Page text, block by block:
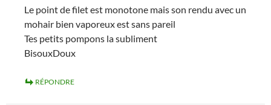
Le point de filet est monotone mais son rendu avec un
mohair bien vaporeux est sans pareil
Tes petits pompons la subliment
BisouxDoux
RÉPONDRE